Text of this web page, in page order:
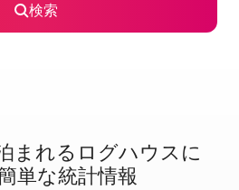
検索
ま⁠れ⁠るロ⁠グ⁠ハ⁠ウ⁠ス⁠に
単⁠な統⁠計⁠情⁠報